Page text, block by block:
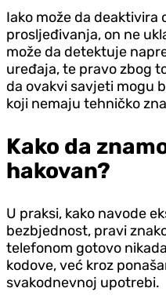
Iako može da deaktivira
prosljeđivanja, on ne
može da detektuje
uređaja, te pravo zbog
da ovakvi savjeti mogu
koji nemaju tehničko
Kako da
hakovan?
U praksi, kako navode
bezbjednost, pravi
telefonom gotovo
kodove, već kroz
svakodnevnoj upotrebi.